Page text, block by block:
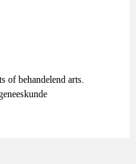
of behandelend arts.